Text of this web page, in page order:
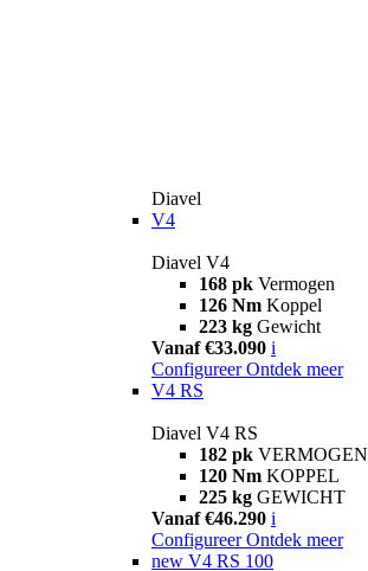
Diavel
V4
Diavel V4
168 pk Vermogen
126 Nm Koppel
223 kg Gewicht
Vanaf €33.090 i
Configureer Ontdek meer
V4 RS
Diavel V4 RS
182 pk VERMOGEN
120 Nm KOPPEL
225 kg GEWICHT
Vanaf €46.290 i
Configureer Ontdek meer
new V4 RS 100